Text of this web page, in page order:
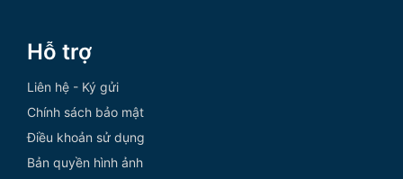
Hỗ trợ
Liên hệ - Ký gửi
Chính sách bảo mật
Điều khoản sử dụng
Bản quyền hình ảnh